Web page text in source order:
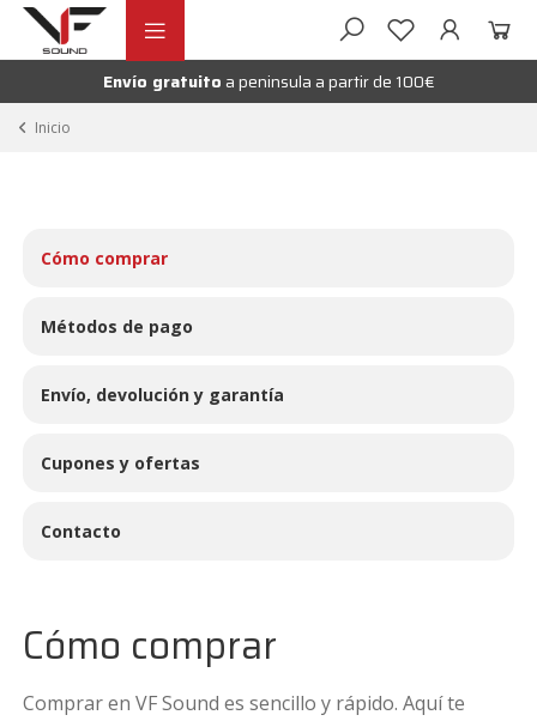
Ir
navegación
Ir
contenidoEnvío gratuito a peninsula a partir de 100€
Inicio
Cómo comprar
Comprar en VF Sound es sencillo y rápido. Aquí te
Cómo comprar
Métodos de pago
Envío, devolución y garantía
Cupones y ofertas
Contacto